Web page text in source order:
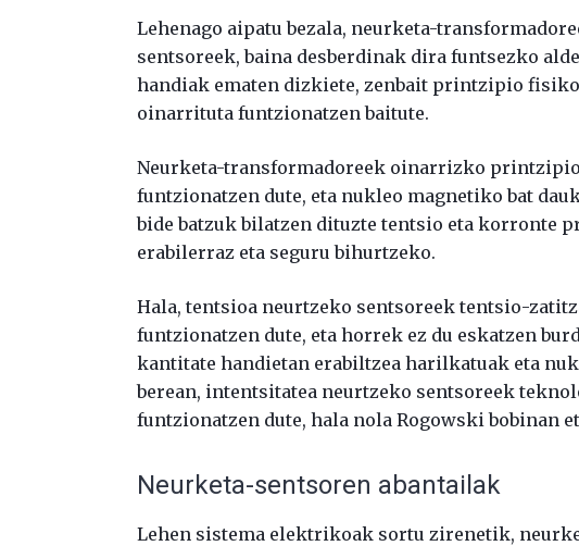
Lehenago aipatu bezala, neurketa-
sentsoreek, baina desberdinak dira funtsezko
handiak ematen dizkiete, zenbait printzipio
oinarrituta funtzionatzen baitute.
Neurketa-transformadoreek oinarrizko
funtzionatzen dute, eta nukleo magnetiko bat
bide batzuk bilatzen dituzte tentsio eta korronte
erabilerraz eta seguru bihurtzeko.
Hala, tentsioa neurtzeko sentsoreek tentsio-
funtzionatzen dute, eta horrek ez du eskatzen
kantitate handietan erabiltzea harilkatuak eta
berean, intentsitatea neurtzeko sentsoreek
funtzionatzen dute, hala nola Rogowski bobinan
Neurketa-sentsoren abantailak
Lehen sistema elektrikoak sortu zirenetik,